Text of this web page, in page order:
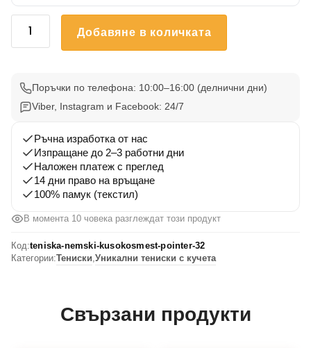
количество
Късокосмест
Пойнтер
Добавяне в количката
Поръчки по телефона: 10:00–16:00 (делнични дни)
Viber, Instagram и Facebook: 24/7
Ръчна изработка от нас
Изпращане до 2–3 работни дни
Наложен платеж с преглед
14 дни право на връщане
100% памук (текстил)
В момента 10 човека разглеждат този продукт
Код:teniska-nemski-kusokosmest-pointer-32
Категории:Тениски Уникални тениски с кучета
Свързани продукти